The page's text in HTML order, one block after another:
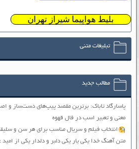
بلیط هواپیما شیراز تهران
تبلیغات متنی
مطالب جدید
پاسارگاد تاباک: برترین مقصد پیپ‌های دست‌ساز و
معنی و تعبیر اسب در فال قهوه
انتخاب فیلم و سریال مناسب برای هر سن و
متن آهنگ خدا یکی یار یکی دلبر و دلدار یکی از امید